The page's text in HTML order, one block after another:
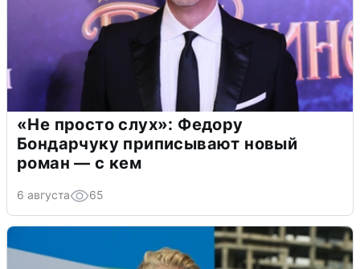
«Не просто слух»: Федору
Бондарчуку приписывают новый
роман — с кем
6 августа 65